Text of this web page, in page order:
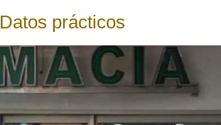
Datos prácticos